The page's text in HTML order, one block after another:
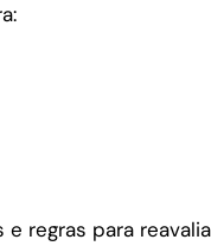
regras para